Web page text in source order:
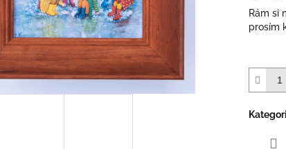
Rám si
prosím